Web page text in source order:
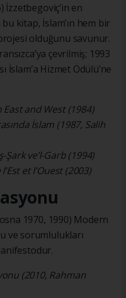
İzzetbegoviç’in en
kitap, İslam’ın hem bir
olduğunu savunur.
çevrilmiş; 1993
İslam’a Hizmet Ödülü’ne
and West (1984)
İslam (1987, Salih
Şark ve’l-Garb (1994)
et l’Ouest (2003)
1970, 1990) Modern
ve sorumlulukları
(2010, Rahman